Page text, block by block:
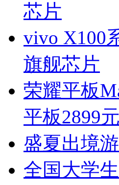
芯片
vivo X100
旗舰芯片
荣耀平板
平板2899
盛夏出境
全国大学